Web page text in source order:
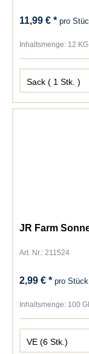
11,99 € *pro
Inhaltsmenge: 12
JR Farm
Art. Nr.: 211524
2,99 € *pro Stück
Inhaltsmenge: 100